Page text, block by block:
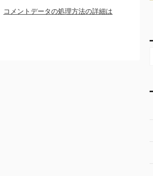
コメントデータの処理方法の詳細は